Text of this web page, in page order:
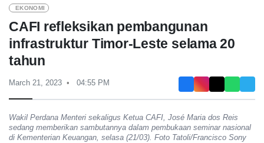
EKONOMI
CAFI refleksikan pembangunan
infrastruktur Timor-Leste selama 20
tahun
March 21, 2023 04:55 PM
Wakil Perdana Menteri sekaligus Ketua CAFI, José Maria dos Reis
sedang memberikan sambutannya dalam pembukaan seminar nasional
di Kementerian Keuangan, selasa (21/03). Foto Tatoli/Francisco Sony